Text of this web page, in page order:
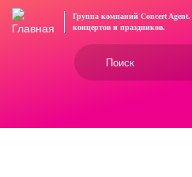
Перейти
Группа компаний Concert Agent.
концертови праздников.